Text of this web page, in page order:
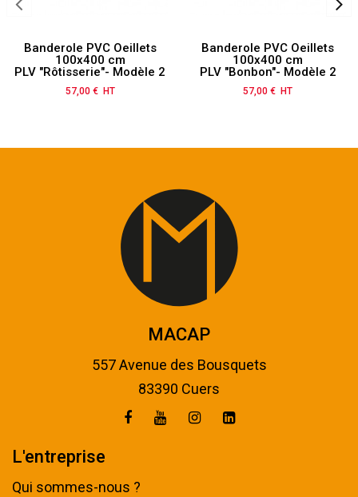
Banderole PVC Oeillets
100x400 cm
PLV "Rôtisserie"- Modèle 2
Prix
57,00 € HT
Banderole PVC Oeillets
100x400 cm
PLV "Bonbon"- Modèle 2
Prix
57,00 € HT
MACAP
557 Avenue des Bousquets
83390 Cuers
L'entreprise
Qui sommes-nous ?